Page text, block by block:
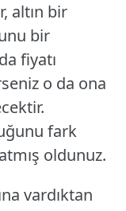
altın bir
bir
fiyatı
o da ona
fark
oldunuz.
vardıktan